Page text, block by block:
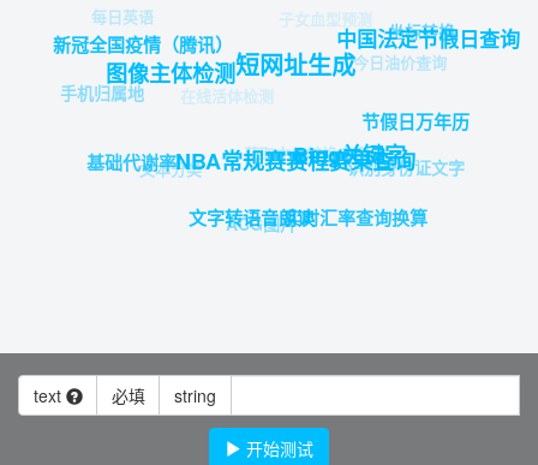
基础代谢率
文字转语音朗读
NBA常规赛赛程赛果查询
图像主体检测
新冠全国疫情（腾讯）
手机归属地
文本分类
ACG图片实时汇率查询换算
Bing关键字
短网址生成
每日英语
在线活体检测
获取文件转换内容
识别身份证文字
节假日万年历
中国法定节假日查询
子女血型预测
今日油价查询
坐标转换
text 必填 string
开始测试